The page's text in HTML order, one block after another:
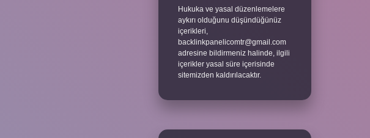
Hukuka ve yasal düzenlemelere
aykırı olduğunu düşündüğünüz
içerikleri,
backlinkpanelicomtr@gmail.com
adresine bildirmeniz halinde, ilgili
içerikler yasal süre içerisinde
sitemizden kaldırılacaktır.